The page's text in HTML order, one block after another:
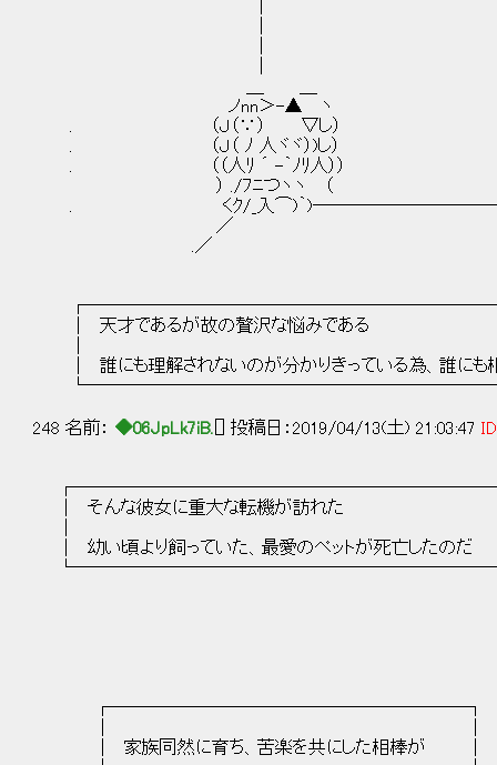
ノnn＞-▲ ヽ
. （Ｊ（∵） ▽し）
. （Ｊ（ ﾉ 人ヾヾ）)し）
. （（人ﾘ ´ -｀ﾉﾘ人））
） ./ﾌﾆつヽヽ （
. くｸ/_入⌒)｀
／
.／
│ 天才であるが故の贅沢な悩
│ 誰にも理解されないのが分かりきっている為、誰にも
248 名前： ◆06JpLk7iB. [] 投稿日：2019/04/13(土) 21:03:47
│ そんな彼女に重大な転機が訪れた
│ 幼い頃より飼っていた、最愛のペットが死亡したのだ
┌────────────────────┐
│ 家族同然に育ち、苦楽を共にした相棒が │